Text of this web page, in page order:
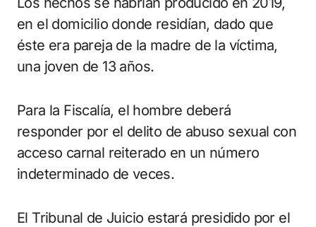
en el domicilio donde residían, dado que
éste era pareja de la madre de la víctima,
una joven de 13 años.
Para la Fiscalía, el hombre deberá
responder por el delito de abuso sexual con
acceso carnal reiterado en un número
indeterminado de veces.
El Tribunal de Juicio estará presidido por el